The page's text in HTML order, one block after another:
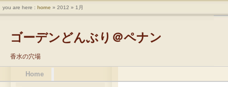
ゴーデンどんぶり＠ペナン
香水の穴場
Home
you are here : home » 2012 » 1月